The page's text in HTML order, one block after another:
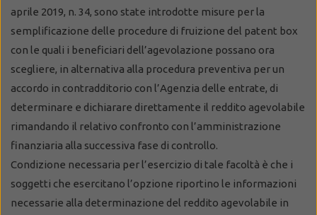
aprile 2019, n. 34, sono state introdotte misure per la
semplificazione delle procedure di fruizione del patent box
con le quali i beneficiari dell’agevolazione possano ora
scegliere, in alternativa alla procedura preventiva per un
accordo in contradditorio con l’Agenzia delle entrate, di
determinare e dichiarare direttamente il reddito agevolabile
rimandando il relativo confronto con l’amministrazione
finanziaria alla successiva fase di controllo.
Condizione necessaria per l’esercizio di tale facoltà è che i
soggetti che esercitano l’opzione riportino le informazioni
necessarie alla determinazione del reddito agevolabile in